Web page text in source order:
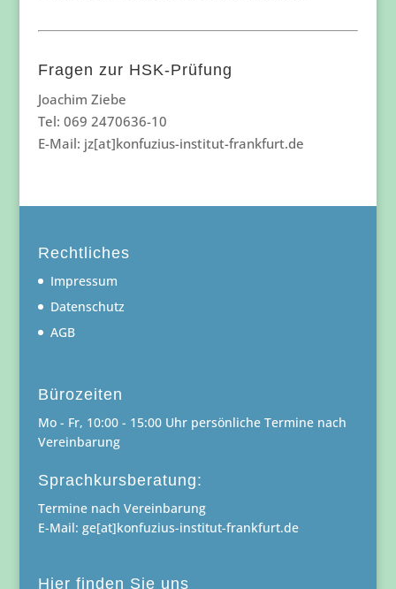
Fragen zur HSK-Prüfung
Joachim Ziebe
Tel: 069 2470636-10
E-Mail: jz[at]konfuzius-institut-frankfurt.de
Rechtliches
Impressum
Datenschutz
AGB
Bürozeiten
Mo - Fr, 10:00 - 15:00 Uhr persönliche Termine nach
Vereinbarung
Sprachkursberatung:
Termine nach Vereinbarung
E-Mail: ge[at]konfuzius-institut-frankfurt.de
Hier finden Sie uns